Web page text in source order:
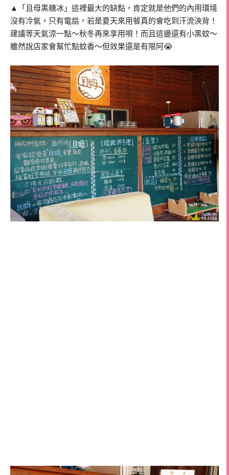
▲「且母黑糖冰」這裡最大的缺點，肯定就是他們的內用環境
沒有冷氣，只有電扇，若是夏天來用餐真的會吃到汗流浹背！
建議等天氣涼一點～秋冬再來享用唄！而且這邊還有小黑蚊～
雖然說店家會幫忙點蚊香～但效果還是有限阿😭